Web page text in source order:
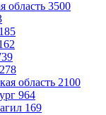
область 3500
185
область 2100
964
169